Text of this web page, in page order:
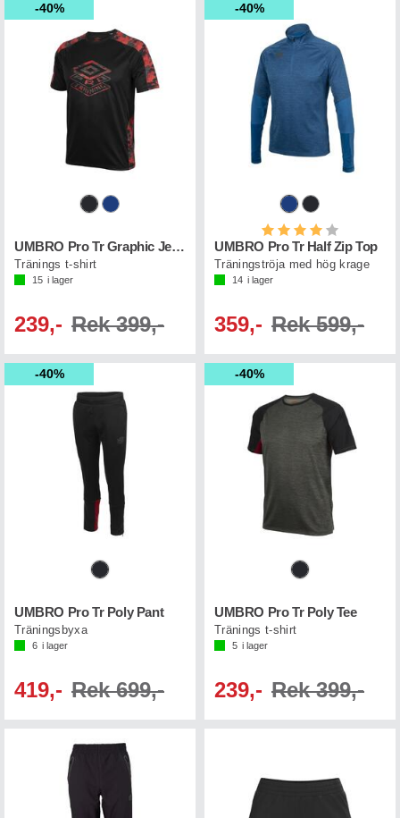
40%
UMBRO Pro Tr Graphic Jersey
Tränings t-shirt
15 i lager
239,- Rek 399,-
40%
Betyg:
UMBRO Pro Tr Half Zip Top
Träningströja med hög krage
14 i lager
359,- Rek 599,-
40%
UMBRO Pro Tr Poly Pant
Träningsbyxa
6 i lager
419,- Rek 699,-
40%
UMBRO Pro Tr Poly Tee
Tränings t-shirt
5 i lager
239,- Rek 399,-